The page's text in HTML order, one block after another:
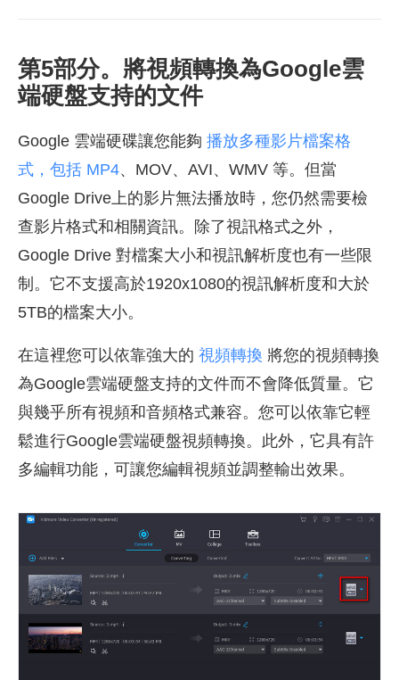
第5部分。將視頻轉換為Google雲
端硬盤支持的文件
Google 雲端硬碟讓您能夠 播放多種影片檔案格
式，包括 MP4、MOV、AVI、WMV 等。但當
Google Drive上的影片無法播放時，您仍然需要檢
查影片格式和相關資訊。除了視訊格式之外，
Google Drive 對檔案大小和視訊解析度也有一些限
制。它不支援高於1920x1080的視訊解析度和大於
5TB的檔案大小。
在這裡您可以依靠強大的 視頻轉換 將您的視頻轉換
為Google雲端硬盤支持的文件而不會降低質量。它
與幾乎所有視頻和音頻格式兼容。您可以依靠它輕
鬆進行Google雲端硬盤視頻轉換。此外，它具有許
多編輯功能，可讓您編輯視頻並調整輸出效果。